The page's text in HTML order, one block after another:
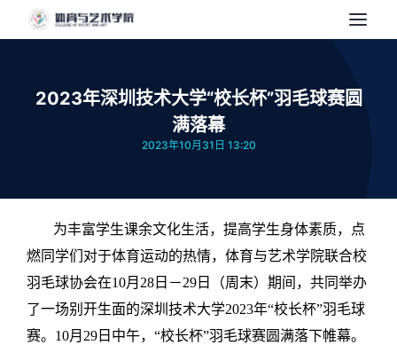
2023年深圳技术大学“校长杯”羽毛球赛圆
满落幕
2023年10月31日 13:20
为丰富学生课余文化生活，提高学生身体素质，点
燃同学们对于体育运动的热情，体育与艺术学院联合校
羽毛球协会在10月28日－29日（周末）期间，共同举办
了一场别开生面的深圳技术大学2023年“校长杯”羽毛球
赛。10月29日中午，“校长杯”羽毛球赛圆满落下帷幕。